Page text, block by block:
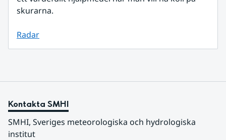
skurarna.
Radar
Kontakta SMHI
SMHI, Sveriges meteorologiska och hydrologiska
institut